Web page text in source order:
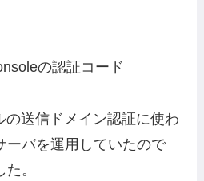
の認証コード
の送信ドメイン認証に使わ
ーバを運用していたので
。